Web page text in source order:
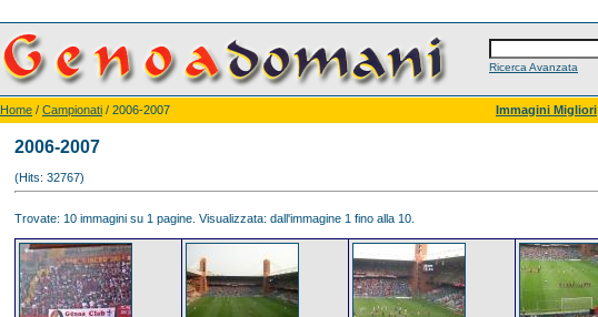
Ricerca Avanzata
Home / Campionati / 2006-2007 Immagini Migliori
2006-2007
(Hits: 32767)
Trovate: 10 immagini su 1 pagine. Visualizzata: dall'immagine 1 fino alla 10.